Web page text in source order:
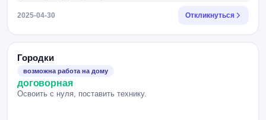
2025-04-30 Откликнуться
Городки
возможна работа на дому
договорная
Освоить с нуля, поставить технику.